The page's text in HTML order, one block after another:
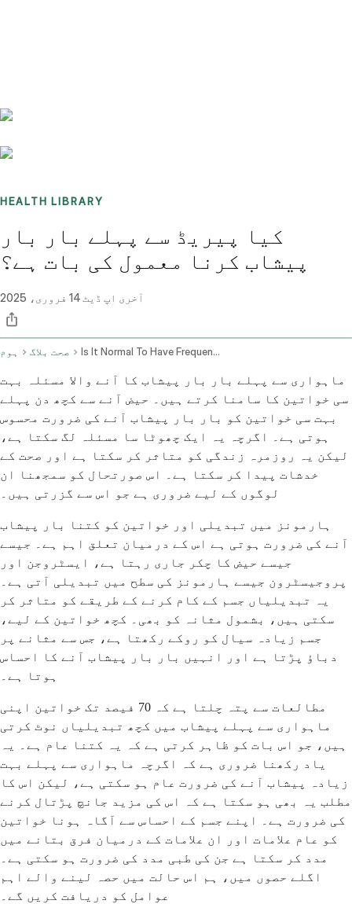
HEALTH LIBRARY
کیا پیریڈ سے پہلے بار بار
پیشاب کرنا معمول کی بات ہے؟
آخری اپ ڈیٹ14 فروری، 2025
ہوم صحت بلاگ Is It Normal To Have Frequent Urination Before Period
ماہواری سے پہلے بار بار پیشاب کا آنے والا مسئلہ بہت
سی خواتین کا سامنا کرتے ہیں۔ حیض آنے سے کچھ دن پہلے
بہت سی خواتین کو بار بار پیشاب آنے کی ضرورت محسوس
ہوتی ہے۔ اگرچہ یہ ایک چھوٹا سا مسئلہ لگ سکتا ہے،
لیکن یہ روزمرہ زندگی کو متاثر کر سکتا ہے اور صحت کے
خدشات پیدا کر سکتا ہے۔ اس صورتحال کو سمجھنا ان
لوگوں کے لیے ضروری ہے جو اس سے گزرتی ہیں۔
ہارمونز میں تبدیلی اور خواتین کو کتنا بار پیشاب
آنے کی ضرورت ہوتی ہے اس کے درمیان تعلق اہم ہے۔ جیسے
جیسے حیض کا چکر جاری رہتا ہے، ایسٹروجن اور
پروجیسٹرون جیسے ہارمونز کی سطح میں تبدیلی آتی ہے۔
یہ تبدیلیاں جسم کے کام کرنے کے طریقے کو متاثر کر
سکتی ہیں، بشمول مثانہ کو بھی۔ کچھ خواتین کے لیے،
جسم زیادہ سیال کو روکے رکھتا ہے، جس سے مثانے پر
دباؤ پڑتا ہے اور انہیں بار بار پیشاب آنے کا احساس
ہوتا ہے۔
مطالعات سے پتہ چلتا ہے کہ 70 فیصد تک خواتین اپنی
ماہواری سے پہلے پیشاب میں کچھ تبدیلیاں نوٹ کرتی
ہیں، جو اس بات کو ظاہر کرتی ہے کہ یہ کتنا عام ہے۔ یہ
یاد رکھنا ضروری ہے کہ اگرچہ ماہواری سے پہلے بہت
زیادہ پیشاب آنے کی ضرورت عام ہو سکتی ہے، لیکن اس کا
مطلب یہ بھی ہو سکتا ہے کہ اس کی مزید جانچ پڑتال کرنے
کی ضرورت ہے۔ اپنے جسم کے احساس سے آگاہ ہونا خواتین
کو عام علامات اور ان علامات کے درمیان فرق بتانے میں
مدد کر سکتا ہے جن کی طبی مدد کی ضرورت ہو سکتی ہے۔
اگلے حصوں میں، ہم اس حالت میں حصہ لینے والے اہم
عوامل کو دریافت کریں گے۔